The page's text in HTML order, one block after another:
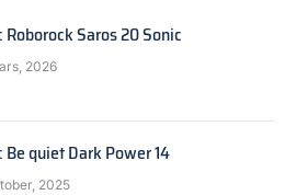
Roborock Saros 20 Sonic
2026
Be quiet Dark Power 14
2025